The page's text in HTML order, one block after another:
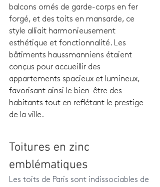
balcons ornés de garde-corps en fer
forgé, et des toits en mansarde, ce
style alliait harmonieusement
esthétique et fonctionnalité. Les
bâtiments haussmanniens étaient
conçus pour accueillir des
appartements spacieux et lumineux,
favorisant ainsi le bien-être des
habitants tout en reflétant le prestige
de la ville.
Toitures en zinc
emblématiques
Les toits de Paris sont indissociables de